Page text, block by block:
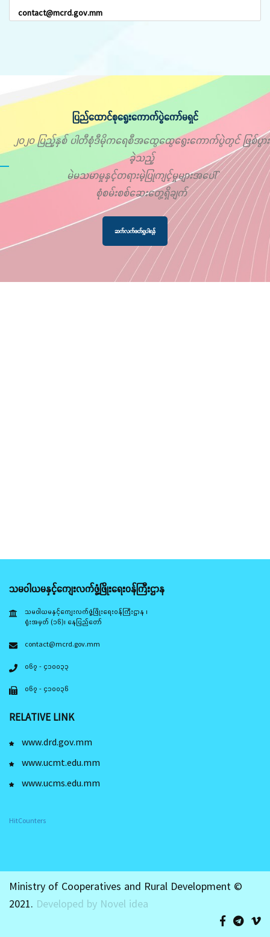
contact@mcrd.gov.mm
ပြည်ထောင်စုရွေးကောက်ပွဲကော်မရှင်
၂၀၂၀ ပြည့်နှစ် ပါတီစုံဒီမိုကရေစီအထွေထွေရွေးကောက်ပွဲတွင် ဖြစ်ပွား
ခဲ့သည့်
မဲမသမာမှုနှင့်တရားမဲ့ပြုကျင့်မှုများအပေါ်
စုံစမ်းစစ်ဆေးတွေ့ရှိချက်
ဆက်လက်ဖတ်ရှုပါရန်
သမဝါယမနှင့်ကျေးလက်ဖွံ့ဖြိုးရေးဝန်ကြီးဌာန
သမဝါယမနှင့်ကျေးလက်ဖွံ့ဖြိုးရေးဝန်ကြီးဌာန ၊
ရုံးအမှတ် (၁၆)၊ နေပြည်တော်
contact@mcrd.gov.mm
၀၆၇ - ၄၁၀၀၃၃
၀၆၇ - ၄၁၀၀၃၆
RELATIVE LINK
www.drd.gov.mm
www.ucmt.edu.mm
www.ucms.edu.mm
HitCounters
Ministry of Cooperatives and Rural Development ©
2021. Developed by Novel idea